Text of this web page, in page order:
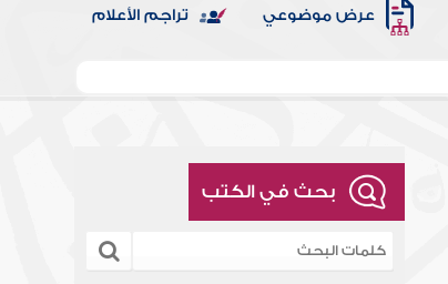
عرض موضوعي تراجم الأعلام
بحث في الكتب